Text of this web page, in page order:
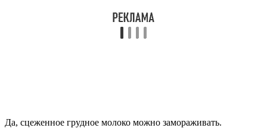
Да, сцеженное грудное молоко можно замораживать.